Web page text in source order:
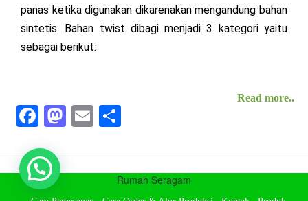
panas ketika digunakan dikarenakan mengandung bahan
sintetis. Bahan twist dibagi menjadi 3 kategori yaitu
sebagai berikut:
Read more..
Fa
bo
ok
M
to
do
E
ail re
Rumah Seragam